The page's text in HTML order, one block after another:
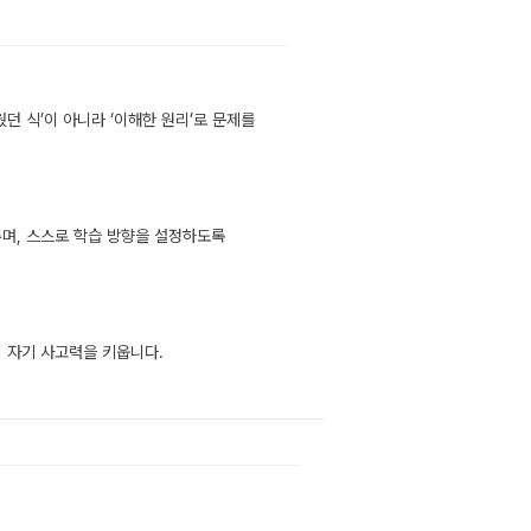
식’이 아니라 ‘이해한 원리’로 문제를
, 스스로 학습 방향을 설정하도록
자기 사고력을 키웁니다.